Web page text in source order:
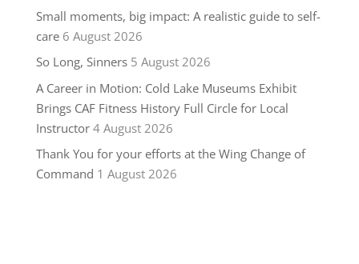
Small moments, big impact: A realistic guide to self-
care 6 August 2026
So Long, Sinners 5 August 2026
A Career in Motion: Cold Lake Museums Exhibit
Brings CAF Fitness History Full Circle for Local
Instructor 4 August 2026
Thank You for your efforts at the Wing Change of
Command 1 August 2026